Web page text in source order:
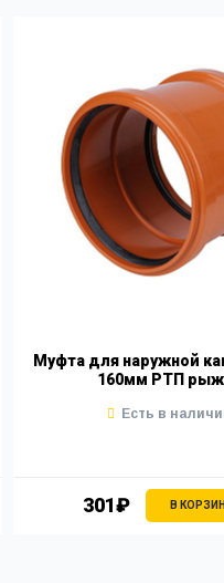
Муфта для наружной
160мм РТП
301₽ В
Есть в